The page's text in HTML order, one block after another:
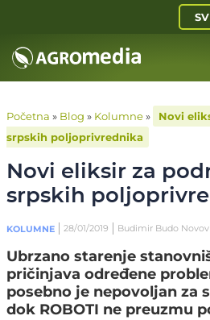
Početna » Blog » Kolumne»
Novi
srpskih poljoprivrednika
Novi eliksir za
srpskih
KOLUMNE 28/01/2019 Budimir Budo
Ubrzano starenje
pričinjava određene
posebno je nepovoljan za
dok ROBOTI ne preuzmu